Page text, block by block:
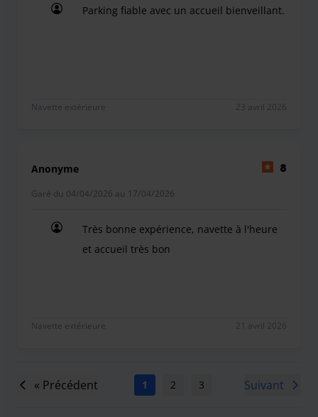
Parking fiable avec un accueil bienveillant.
Navette extérieure 23 avril 2026
Anonyme 8
Garé du 04/04/2026 au 17/04/2026
Très bonne expérience, navette à l'heure
et accueil très bon
Navette extérieure 21 avril 2026
« Précédent 1 2 3 5
Suivant